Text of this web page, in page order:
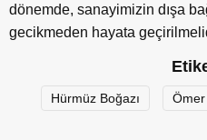
dönemde, sanayimizin dışa
gecikmeden hayata
Hürmüz Boğazı